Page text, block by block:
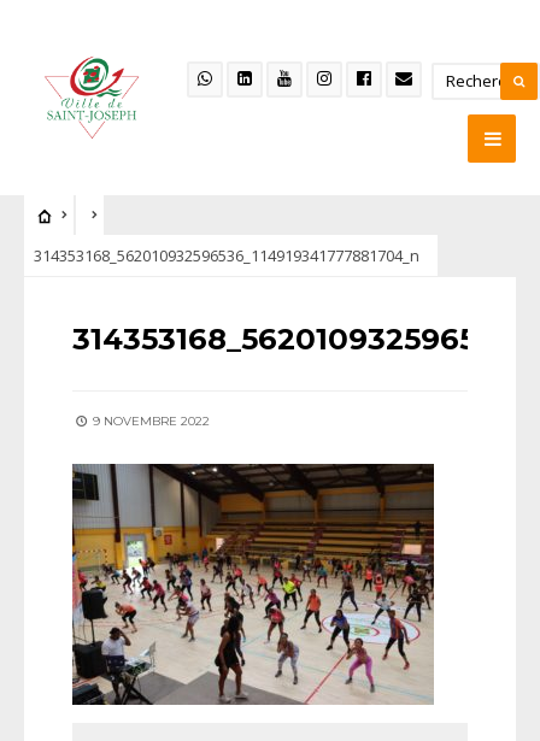
314353168_562010932596536_114919341777881704_n
9 NOVEMBRE 2022